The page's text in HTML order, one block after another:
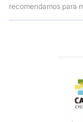
recomendamos para